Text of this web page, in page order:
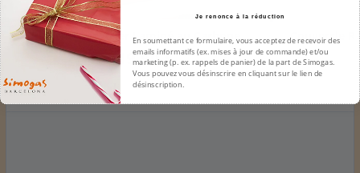
Plancha Gaz Acier Laminé au Carbone...
719,90 €
+
Couvercle
Je renonce à la réduction
En soumettant ce formulaire, vous acceptez de recevoir des
emails informatifs (ex. mises à jour de commande) et/ou
marketing (p. ex. rappels de panier) de la part de Simogas.
Vous pouvez vous désinscrire en cliquant sur le lien de
désinscription.